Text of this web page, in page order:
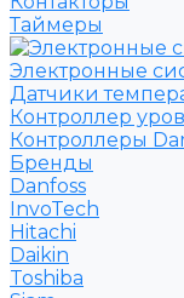
Таймеры
Электронные
Датчики
Контроллер
Контроллеры
Бренды
Danfoss
InvoTech
Hitachi
Daikin
Toshiba